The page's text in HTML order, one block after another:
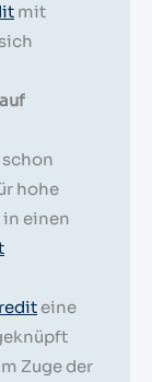
mit
schon
hohe
in einen
eine
Zuge der